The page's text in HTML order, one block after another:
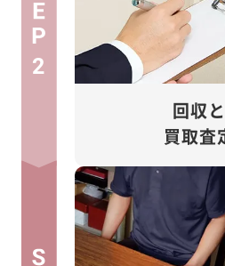
2
回収
買取査